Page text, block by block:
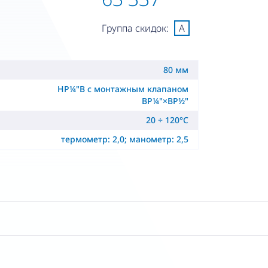
Группа скидок: A
80 мм
НР¼"B с монтажным клапаном
ВР¼"×ВР½"
20 ÷ 120°C
термометр: 2,0; манометр: 2,5